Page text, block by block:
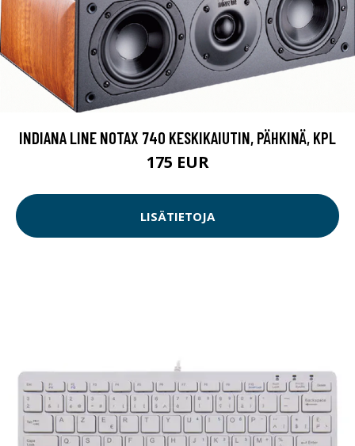
INDIANA LINE NOTAX 740 KESKIKAIUTIN, PÄHKINÄ, KPL
175 EUR
LISÄTIETOJA